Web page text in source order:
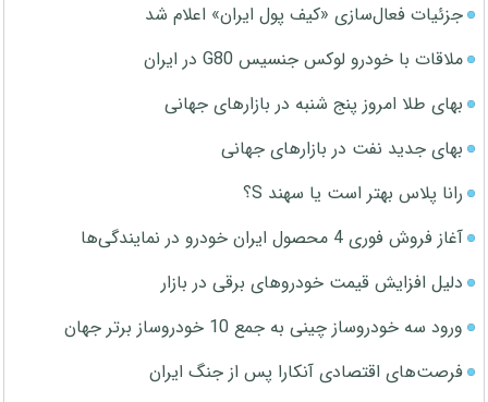
جزئیات فعال‌سازی «کیف پول ایران» اعلام شد
ملاقات با خودرو لوکس جنسیس G80 در ایران
بهای طلا امروز پنج شنبه در بازارهای جهانی
بهای جدید نفت در بازارهای جهانی
رانا پلاس بهتر است یا سهند S؟
آغاز فروش فوری 4 محصول ایران خودرو در نمایندگی‌ها
دلیل افزایش قیمت خودروهای برقی در بازار
ورود سه خودروساز چینی به جمع 10 خودروساز برتر جهان
فرصت‌های اقتصادی آنکارا پس از جنگ ایران